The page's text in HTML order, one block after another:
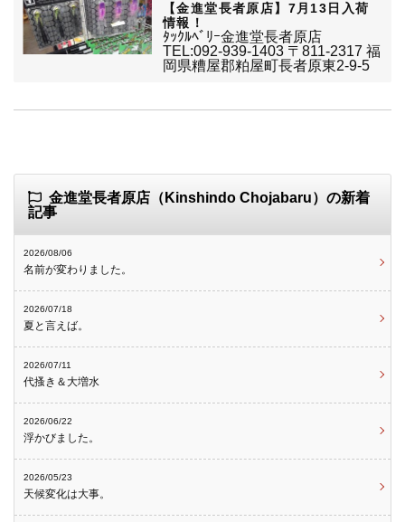
【金進堂長者原店】7月13日入荷
情報！
ﾀｯｸﾙﾍﾞﾘｰ金進堂長者原店
TEL:092-939-1403 〒811-2317 福
岡県糟屋郡粕屋町長者原東2-9-5
金進堂長者原店（Kinshindo Chojabaru）の新着
記事
2026/08/06
名前が変わりました。
2026/07/18
夏と言えば。
2026/07/11
代搔き＆大増水
2026/06/22
浮かびました。
2026/05/23
天候変化は大事。